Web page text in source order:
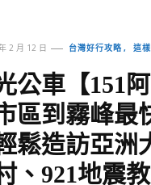
2 月 12 日 台灣好行攻略 這
公車【151
區到霧峰最
鬆造訪亞洲
、921地震